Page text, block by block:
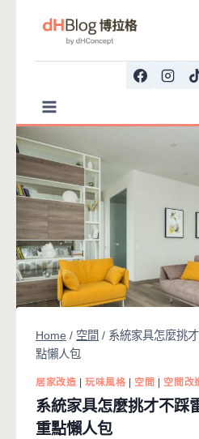
Home / 空間 / 系統家具怎麼挑
點懶人包
居家改造 |玩味風格 空間 空間改
系統家具怎麼挑才不踩
重點懶人包